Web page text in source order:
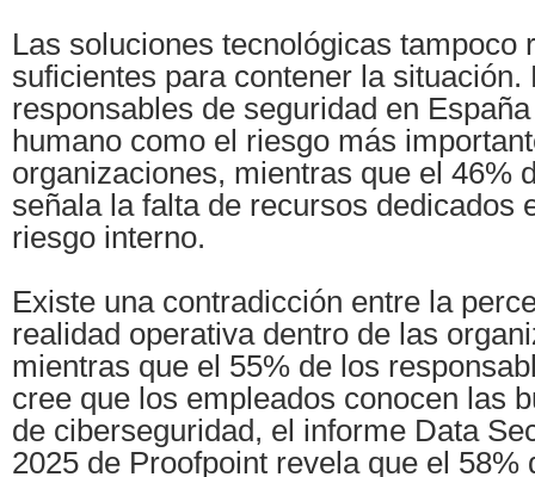
Las soluciones tecnológicas tampoco
suficientes para contener la situación.
responsables de seguridad en
humano como el riesgo más
organizaciones, mientras que el 46%
señala la falta de recursos dedicados
riesgo interno.
Existe una contradicción entre la
realidad operativa dentro de las
mientras que el 55% de los
cree que los empleados conocen las
de ciberseguridad, el informe Data
2025 de Proofpoint revela que el 58%